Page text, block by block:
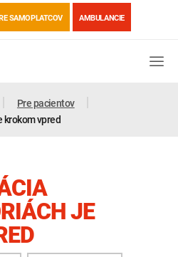
SAMOPLATCOV AMBULANCIE
Pre pacientov
krokom vpred
JE